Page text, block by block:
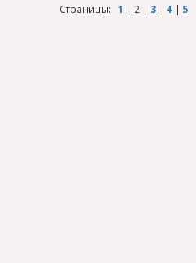
Страницы: 1 | 2 | 3| 4| 5